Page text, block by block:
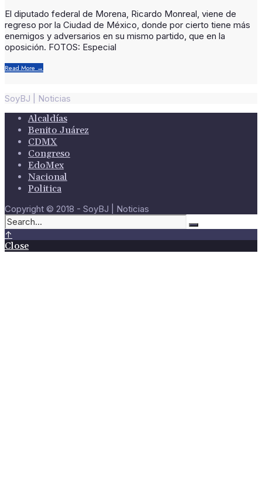
El diputado federal de Morena, Ricardo Monreal, viene de
regreso por la Ciudad de México, donde por cierto tiene más
enemigos y adversarios en su mismo partido, que en la
oposición. FOTOS: Especial
Read More →
SoyBJ | Noticias
Alcaldías
Benito Juárez
CDMX
Congreso
EdoMex
Nacional
Politica
Copyright © 2018 - SoyBJ | Noticias
↑
Close